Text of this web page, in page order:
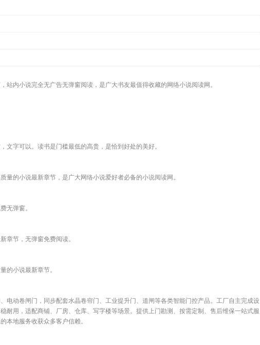
内小说完全无广告无弹窗阅读，是广大书友最值得收藏的网络小说阅读网。
文字可以。读书是门槛最低的高贵，是恰到好处的美好。
的小说最新章节，是广大网络小说爱好者必备的小说阅读网。
无弹窗。
章节，无弹窗免费阅读。
的小说最新章节。
电动卷闸门，同步配套水晶卷帘门、工业提升门、道闸等各类智能门控产品。工厂自主完成设
耐用，适配商铺、厂房、仓库、写字楼等场景。提供上门勘测、按需定制、售后维保一站式服
本地服务收获众多客户信赖。